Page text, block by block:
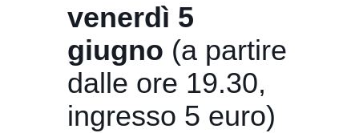
venerdì 5
giugno (a partire
dalle ore 19.30,
ingresso 5 euro)